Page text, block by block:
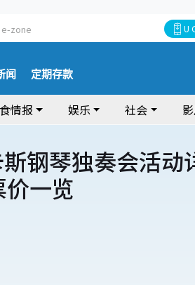
e-zone U
闻 定期存款
情报 娱乐 社会
钢琴独奏会活动
一览